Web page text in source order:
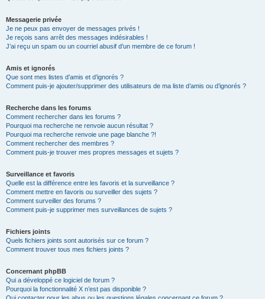
Messagerie privée
Je ne peux pas envoyer de messages privés !
Je reçois sans arrêt des messages indésirables !
J’ai reçu un spam ou un courriel abusif d’un membre de ce forum !
Amis et ignorés
Que sont mes listes d’amis et d’ignorés ?
Comment puis-je ajouter/supprimer des utilisateurs de ma liste d’amis ou d’ignorés ?
Recherche dans les forums
Comment rechercher dans les forums ?
Pourquoi ma recherche ne renvoie aucun résultat ?
Pourquoi ma recherche renvoie une page blanche ?!
Comment rechercher des membres ?
Comment puis-je trouver mes propres messages et sujets ?
Surveillance et favoris
Quelle est la différence entre les favoris et la surveillance ?
Comment mettre en favoris ou surveiller des sujets ?
Comment surveiller des forums ?
Comment puis-je supprimer mes surveillances de sujets ?
Fichiers joints
Quels fichiers joints sont autorisés sur ce forum ?
Comment trouver tous mes fichiers joints ?
Concernant phpBB
Qui a développé ce logiciel de forum ?
Pourquoi la fonctionnalité X n’est pas disponible ?